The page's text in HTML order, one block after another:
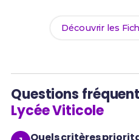
Découvrir les
Questions
Lycée Viticole